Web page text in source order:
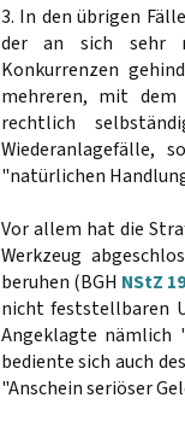
3. In den übrigen
der an sich sehr
Konkurrenzen
mehreren, mit dem
rechtlich
Wiederanlagefälle,
"natürlichen
Vor allem hat die
Werkzeug
beruhen (BGH NStZ
nicht feststellbaren
Angeklagte
bediente sich auch
"Anschein seriöser